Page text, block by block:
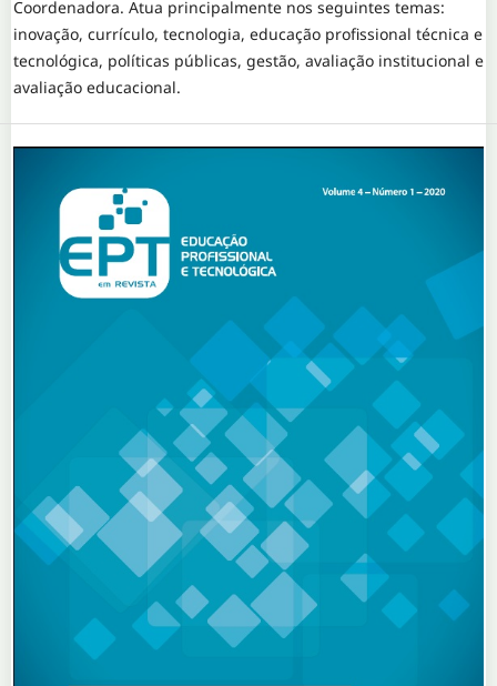
Coordenadora. Atua principalmente nos seguintes temas:
inovação, currículo, tecnologia, educação profissional técnica e
tecnológica, políticas públicas, gestão, avaliação institucional e
avaliação educacional.